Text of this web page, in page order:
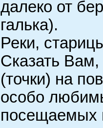
далеко от
галька).
Реки,
Сказать Вам,
(точки) на
особо
посещаемых